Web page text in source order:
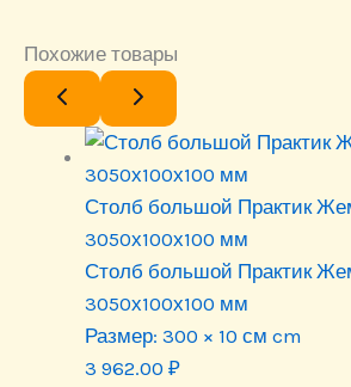
Похожие товары
Столб большой Практик
3050х100х100 мм
Столб большой Практик
3050х100х100 мм
Размер: 300 × 10 см cm
3 962.00 ₽